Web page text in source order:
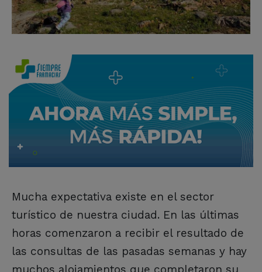
Mucha expectativa existe en el sector
turístico de nuestra ciudad. En las últimas
horas comenzaron a recibir el resultado de
las consultas de las pasadas semanas y hay
muchos alojamientos que completaron su